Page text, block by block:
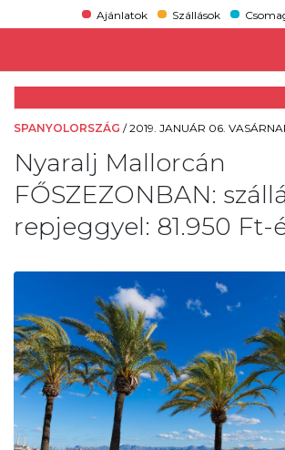
Ajánlatok Szállások
SPANYOLORSZÁG /2019. JANUÁR 06.
Nyaralj Mallorcán
FŐSZEZONBAN:
repjeggyel: 81.950 Ft-